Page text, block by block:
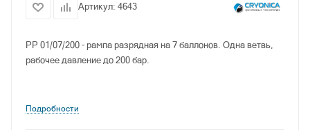
Артикул: 4643
РР 01/07/200 - рампа разрядная на 7 баллонов. Одна ветвь,
рабочее давление до 200 бар.
Подробности